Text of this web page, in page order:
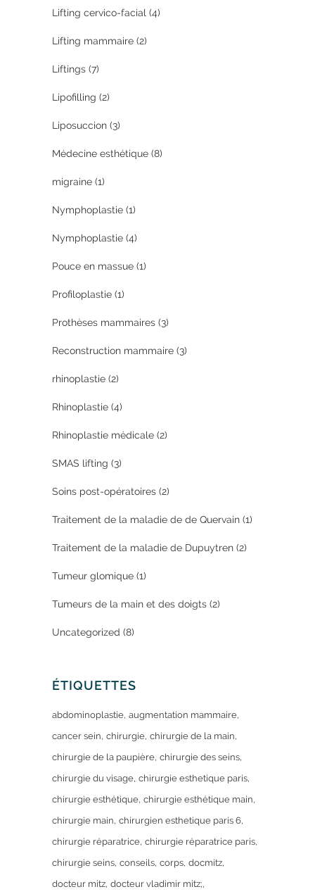
Lifting cervico-facial (4)
Lifting mammaire (2)
Liftings (7)
Lipofilling (2)
Liposuccion (3)
Médecine esthétique (8)
migraine (1)
Nymphoplastie (1)
Nymphoplastie (4)
Pouce en massue (1)
Profiloplastie (1)
Prothèses mammaires (3)
Reconstruction mammaire (3)
rhinoplastie (2)
Rhinoplastie (4)
Rhinoplastie médicale (2)
SMAS lifting (3)
Soins post-opératoires (2)
Traitement de la maladie de de Quervain (1)
Traitement de la maladie de Dupuytren (2)
Tumeur glomique (1)
Tumeurs de la main et des doigts (2)
Uncategorized (8)
ÉTIQUETTES
abdominoplastie augmentation mammaire
cancer sein chirurgie chirurgie de la main
chirurgie de la paupière chirurgie des seins
chirurgie du visage chirurgie esthetique paris
chirurgie esthétique chirurgie esthétique main
chirurgie main chirurgien esthetique paris 6
chirurgie réparatrice chirurgie réparatrice paris
chirurgie seins conseils corps docmitz
docteur mitz docteur vladimir mitz;